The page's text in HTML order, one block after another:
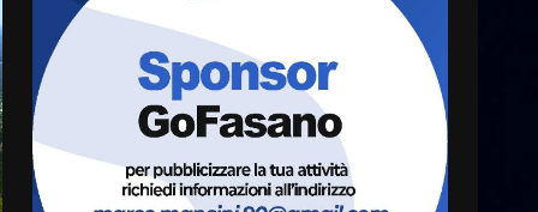
A Savelletri torna la Sagra del
Pesce Spada: appuntamento
a sabato 8 agosto
5 Agosto 2026 06:10
L’abusivismo giornalistico è
un pericolo